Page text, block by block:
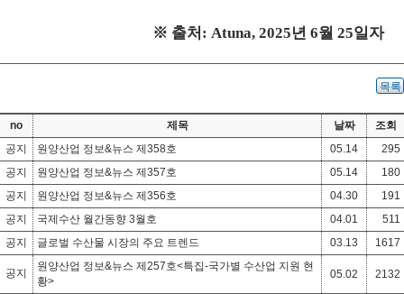
※ 출처 : Atuna, 2025년 6월 25일자
목록
no 제목 날짜
조회
공지
원양산업 정보&뉴스 제358호 05.14
295
공지
원양산업 정보&뉴스 제357호 05.14
180
공지
원양산업 정보&뉴스 제356호 04.30
191
공지
국제수산 월간동향 3월호 04.01
511
공지
글로벌 수산물 시장의 주요 트렌드 03.13 1617
공지
원양산업 정보&뉴스 제257호<특집-국가별 수산업 지원 현
황>
05.02 2132